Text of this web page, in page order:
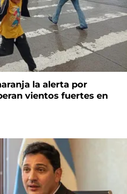
la alerta por
vientos fuertes en